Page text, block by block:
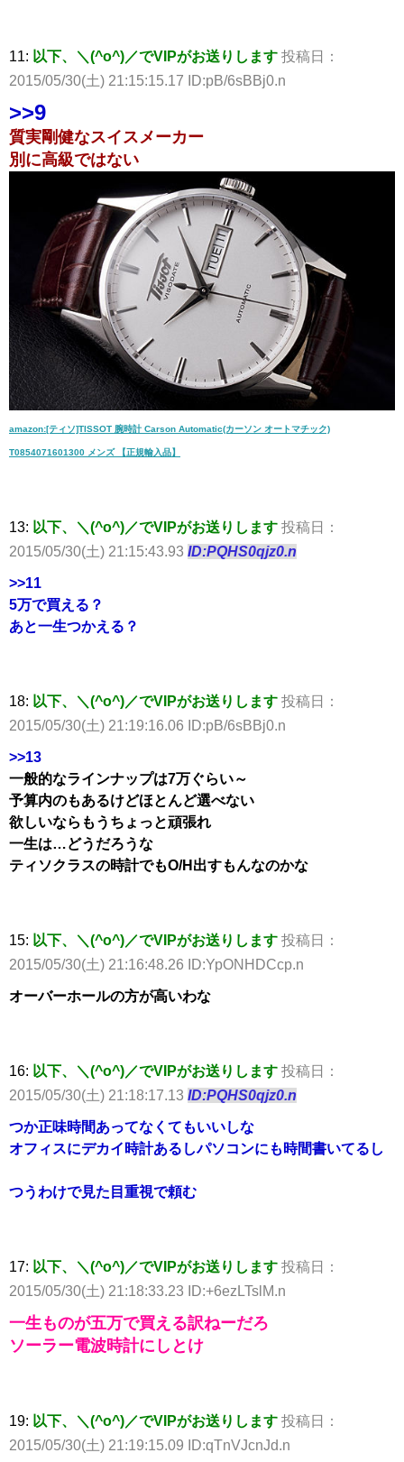
11: 以下、＼(^o^)／でVIPがお送りします 投稿日：
2015/05/30(土) 21:15:15.17 ID:pB/6sBBj0.n
>>9
質実剛健なスイスメーカー
別に高級ではない
amazon:[ティソ]TISSOT 腕時計 Carson Automatic(カーソン オートマチック)
T0854071601300 メンズ 【正規輸入品】
13: 以下、＼(^o^)／でVIPがお送りします 投稿日：
2015/05/30(土) 21:15:43.93 ID:PQHS0qjz0.n
>>11
5万で買える？
あと一生つかえる？
18: 以下、＼(^o^)／でVIPがお送りします 投稿日：
2015/05/30(土) 21:19:16.06 ID:pB/6sBBj0.n
>>13
一般的なラインナップは7万ぐらい～
予算内のもあるけどほとんど選べない
欲しいならもうちょっと頑張れ
一生は…どうだろうな
ティソクラスの時計でもO/H出すもんなのかな
15: 以下、＼(^o^)／でVIPがお送りします 投稿日：
2015/05/30(土) 21:16:48.26 ID:YpONHDCcp.n
オーバーホールの方が高いわな
16: 以下、＼(^o^)／でVIPがお送りします 投稿日：
2015/05/30(土) 21:18:17.13 ID:PQHS0qjz0.n
つか正味時間あってなくてもいいしな
オフィスにデカイ時計あるしパソコンにも時間書いてるし
つうわけで見た目重視で頼む
17: 以下、＼(^o^)／でVIPがお送りします 投稿日：
2015/05/30(土) 21:18:33.23 ID:+6ezLTslM.n
一生ものが五万で買える訳ねーだろ
ソーラー電波時計にしとけ
19: 以下、＼(^o^)／でVIPがお送りします 投稿日：
2015/05/30(土) 21:19:15.09 ID:qTnVJcnJd.n